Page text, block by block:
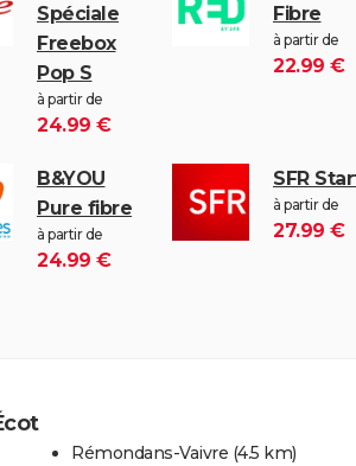
Spéciale
Freebox
Pop S
à partir de
24.99 €
Fibre
à partir de
22.99 €
B&YOU
Pure fibre
à partir de
24.99 €
SFR
à partir de
27.99 €
Rémondans-Vaivre (4.5 km)